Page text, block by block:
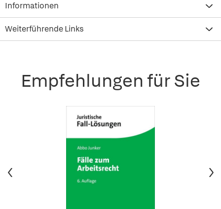
Informationen
Weiterführende Links
Empfehlungen für Sie